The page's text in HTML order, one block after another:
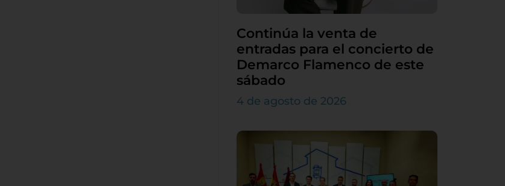
Continúa la venta de
entradas para el concierto de
Demarco Flamenco de este
sábado
4 de agosto de 2026